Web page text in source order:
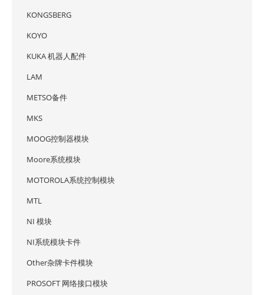
KONGSBERG
KOYO
KUKA 机器人配件
LAM
METSO备件
MKS
MOOG控制器模块
Moore系统模块
MOTOROLA系统控制模块
MTL
NI 模块
NI系统模块卡件
Other杂牌卡件模块
PROSOFT 网络接口模块